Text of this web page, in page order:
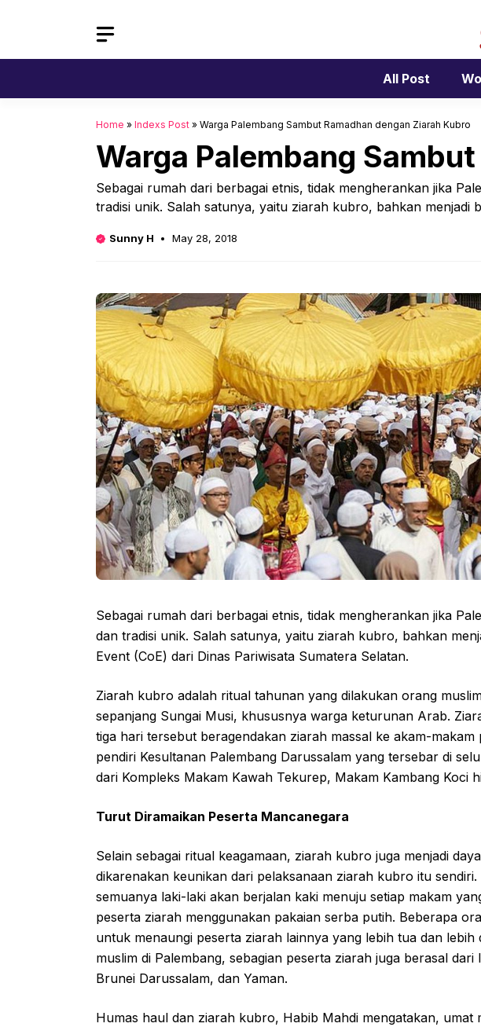
All Post
Home » Indexs Post » Warga Palembang Sambut Ramadhan dengan Ziarah Kubro
Warga Palembang
Sebagai rumah dari berbagai etnis, tidak mengherankan jika
tradisi unik. Salah satunya, yaitu ziarah kubro, bahkan menjadi
Sunny H May 28, 2018
Sebagai rumah dari berbagai etnis, tidak mengherankan jika
dan tradisi unik. Salah satunya, yaitu ziarah kubro, bahkan
Event (CoE) dari Dinas Pariwisata Sumatera Selatan.
Ziarah kubro adalah ritual tahunan yang dilakukan orang
sepanjang Sungai Musi, khususnya warga keturunan Arab.
tiga hari tersebut beragendakan ziarah massal ke akam-
pendiri Kesultanan Palembang Darussalam yang tersebar di
dari Kompleks Makam Kawah Tekurep, Makam Kambang Koci
Turut Diramaikan Peserta Mancanegara
Selain sebagai ritual keagamaan, ziarah kubro juga menjadi
dikarenakan keunikan dari pelaksanaan ziarah kubro itu
semuanya laki-laki akan berjalan kaki menuju setiap makam
peserta ziarah menggunakan pakaian serba putih. Beberapa
untuk menaungi peserta ziarah lainnya yang lebih tua dan lebih
muslim di Palembang, sebagian peserta ziarah juga berasal
Brunei Darussalam, dan Yaman.
Humas haul dan ziarah kubro, Habib Mahdi mengatakan, umat